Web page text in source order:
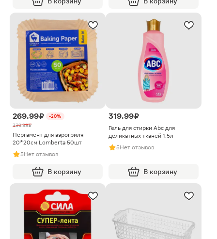
269.99 ₽
-20%
339.99 ₽
Пергамент для аэрогриля
20*20см Lomberta 50шт
5Нет отзывов
В корзину
319.99 ₽
Гель для стирки Abc для
деликатных тканей 1.5л
5Нет отзывов
В корзину